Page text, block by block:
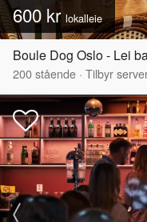
600 kr lokalleie
Boule Dog Oslo - Lei
200stående · Tilbyr